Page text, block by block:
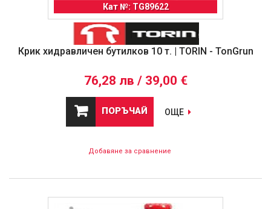
Кат №: TG89622
Крик хидравличен бутилков 10 т. | TORIN - TonGrun
76,28 лв / 39,00 €
ПОРЪЧАЙ ОЩЕ
Добавяне за сравнение